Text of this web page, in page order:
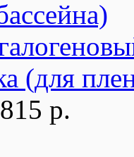
(для
р.